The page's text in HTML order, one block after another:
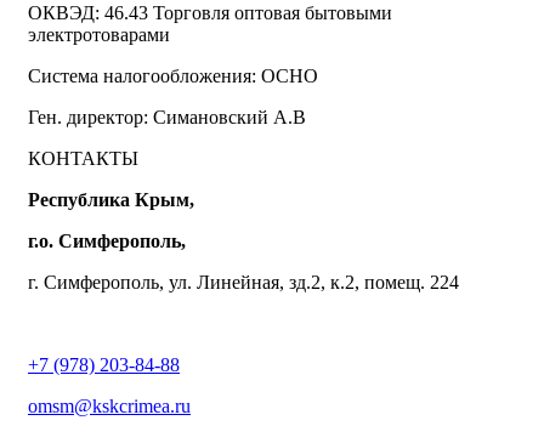
ОКВЭД: 46.43 Торговля оптовая бытовыми
электротоварами
Система налогообложения: ОСНО
Ген. директор: Симановский А.В
КОНТАКТЫ
Республика Крым,
г.о. Симферополь,
г. Симферополь, ул. Линейная, зд.2, к.2, помещ. 224
+7 (978) 203-84-88
omsm@kskcrimea.ru